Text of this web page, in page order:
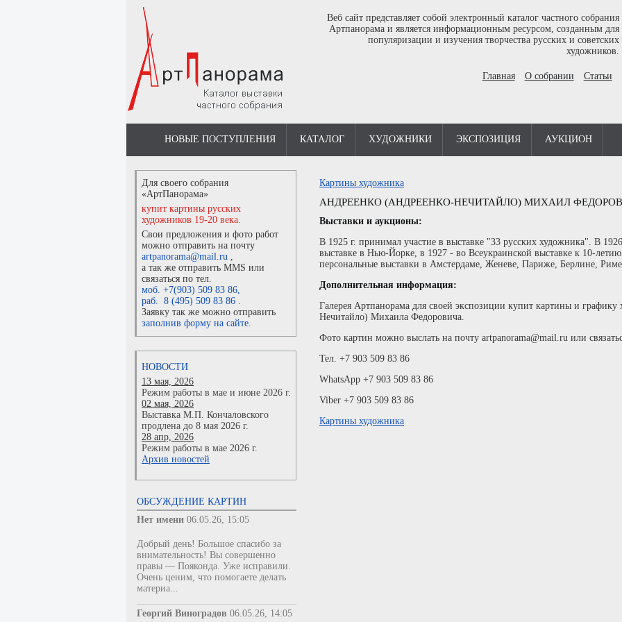
Веб сайт представляет собой электронный каталог частного собрания
Артпанорама и является информационным ресурсом, созданным для
популяризации и изучения творчества русских и советских
художников.
Главная О собрании Статьи
НОВЫЕ ПОСТУПЛЕНИЯ КАТАЛОГ ХУДОЖНИКИ ЭКСПОЗИЦИЯ АУКЦИОН
Для своего собрания
«АртПанорама»
купит картины русских
художников 19-20 века.
Свои предложения и фото работ
можно отправить на почту
artpanorama@mail.ru ,
а так же отправить MMS или
связаться по тел.
моб. +7(903) 509 83 86,
раб. 8 (495) 509 83 86 .
Заявку так же можно отправить
заполнив форму на сайте.
НОВОСТИ
13 мая, 2026
Режим работы в мае и июне 2026 г.
02 мая, 2026
Выставка М.П. Кончаловского
продлена до 8 мая 2026 г.
28 апр, 2026
Режим работы в мае 2026 г.
Архив новостей
ОБСУЖДЕНИЕ КАРТИН
Нет имени 06.05.26, 15:05
Добрый день! Большое спасибо за
внимательность! Вы совершенно
правы — Пояконда. Уже исправили.
Очень ценим, что помогаете делать
материа...
Георгий Виноградов 06.05.26, 14:05
Картины художника
АНДРЕЕНКО (АНДРЕЕНКО-НЕЧИТАЙЛО) МИХАИЛ
Выставки и аукционы:
В 1925 г. принимал участие в выставке "33 русских художника". В
выставке в Нью-Йорке, в 1927 - во Всеукраинской выставке к 10-
персональные выставки в Амстердаме, Женеве, Париже, Берлине,
Дополнительная информация:
Галерея Артпанорама для своей экспозиции купит картины и
Нечитайло) Михаила Федоровича.
Фото картин можно выслать на почту artpanorama@mail.ru или
Тел. +7 903 509 83 86
WhatsApp +7 903 509 83 86
Viber +7 903 509 83 86
Картины художника